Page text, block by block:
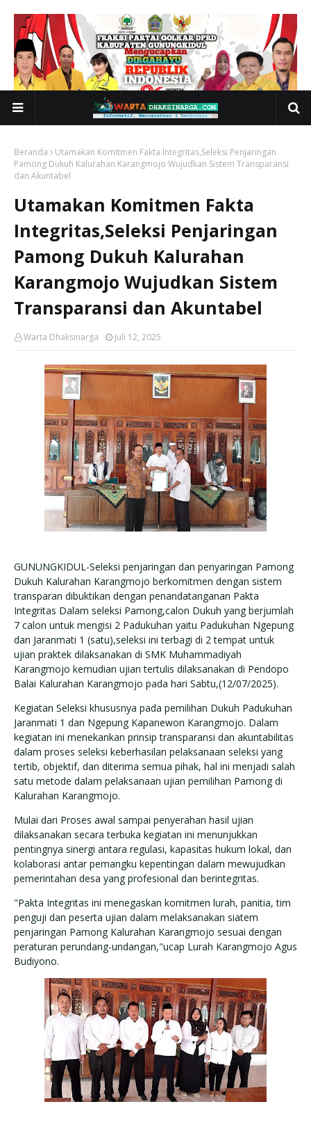
Beranda
Utamakan Komitmen Fakta Integritas,Seleksi Penjaringan
Pamong Dukuh Kalurahan Karangmojo Wujudkan Sistem Transparansi
dan Akuntabel
Utamakan Komitmen Fakta
Integritas,Seleksi Penjaringan
Pamong Dukuh Kalurahan
Karangmojo Wujudkan Sistem
Transparansi dan Akuntabel
Warta Dhaksinarga Juli 12, 2025
GUNUNGKIDUL-Seleksi penjaringan dan penyaringan Pamong
Dukuh Kalurahan Karangmojo berkomitmen dengan sistem
transparan dibuktikan dengan penandatanganan Pakta
Integritas Dalam seleksi Pamong,calon Dukuh yang berjumlah
7 calon untuk mengisi 2 Padukuhan yaitu Padukuhan Ngepung
dan Jaranmati 1 (satu),seleksi ini terbagi di 2 tempat untuk
ujian praktek dilaksanakan di SMK Muhammadiyah
Karangmojo kemudian ujian tertulis dilaksanakan di Pendopo
Balai Kalurahan Karangmojo pada hari Sabtu,(12/07/2025).
Kegiatan Seleksi khususnya pada pemilihan Dukuh Padukuhan
Jaranmati 1 dan Ngepung Kapanewon Karangmojo. Dalam
kegiatan ini menekankan prinsip transparansi dan akuntabilitas
dalam proses seleksi keberhasilan pelaksanaan seleksi yang
tertib, objektif, dan diterima semua pihak, hal ini menjadi salah
satu metode dalam pelaksanaan ujian pemilihan Pamong di
Kalurahan Karangmojo.
Mulai dari Proses awal sampai penyerahan hasil ujian
dilaksanakan secara terbuka kegiatan ini menunjukkan
pentingnya sinergi antara regulasi, kapasitas hukum lokal, dan
kolaborasi antar pemangku kepentingan dalam mewujudkan
pemerintahan desa yang profesional dan berintegritas.
"Pakta Integritas ini menegaskan komitmen lurah, panitia, tim
penguji dan peserta ujian dalam melaksanakan siatem
penjaringan Pamong Kalurahan Karangmojo sesuai dengan
peraturan perundang-undangan,"ucap Lurah Karangmojo Agus
Budiyono.